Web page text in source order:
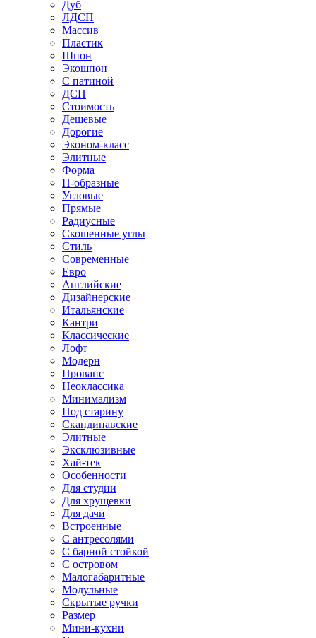
Дуб
ЛДСП
Массив
Пластик
Шпон
Экошпон
С патиной
ДСП
Стоимость
Дешевые
Дорогие
Эконом-класс
Элитные
Форма
П-образные
Угловые
Прямые
Радиусные
Скошенные углы
Стиль
Современные
Евро
Английские
Дизайнерские
Итальянские
Кантри
Классические
Лофт
Модерн
Прованс
Неоклассика
Минимализм
Под старину
Скандинавские
Элитные
Эксклюзивные
Хай-тек
Особенности
Для студии
Для хрущевки
Для дачи
Встроенные
С антресолями
С барной стойкой
С островом
Малогабаритные
Модульные
Скрытые ручки
Размер
Мини-кухни